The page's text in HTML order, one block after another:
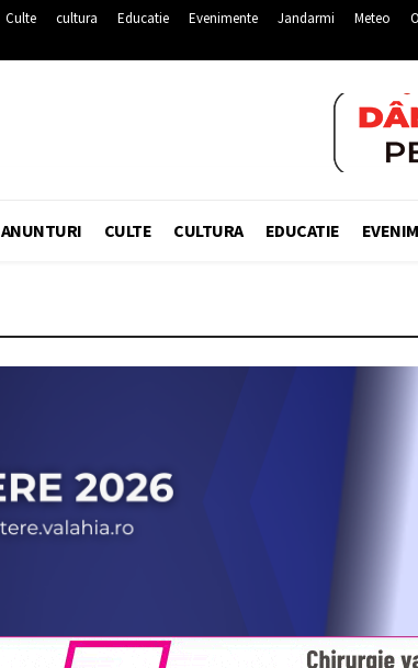
Culte cultura Educatie Evenimente Jandarmi Meteo
ANUNTURI CULTE CULTURA EDUCATIE